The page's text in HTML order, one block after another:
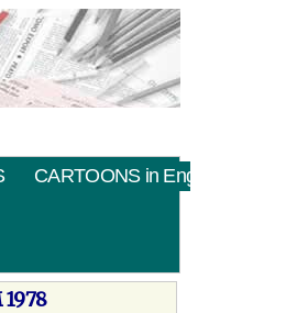
CARTOONS in English